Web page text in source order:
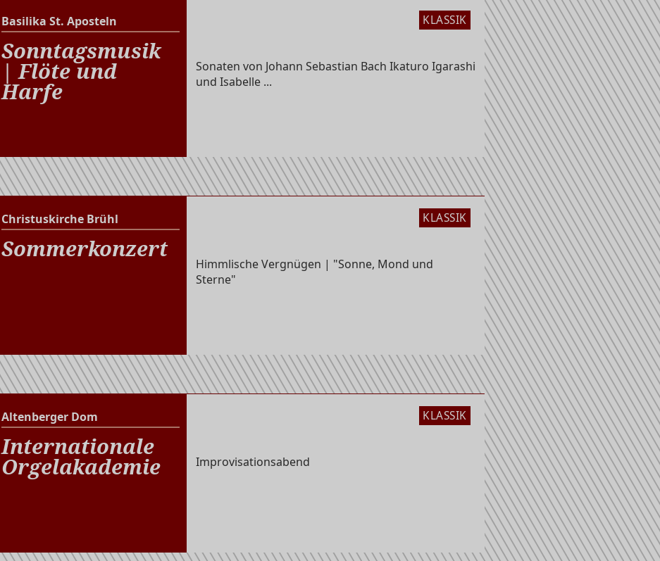
Basilika St. Aposteln
Sonntagsmusik
| Flöte und
Harfe
KLASSIK
Sonaten von Johann Sebastian Bach Ikaturo Igarashi
und Isabelle ...
Christuskirche Brühl
Sommerkonzert
KLASSIK
Himmlische Vergnügen | "Sonne, Mond und
Sterne"
Altenberger Dom
Internationale
Orgelakademie
KLASSIK
Improvisationsabend